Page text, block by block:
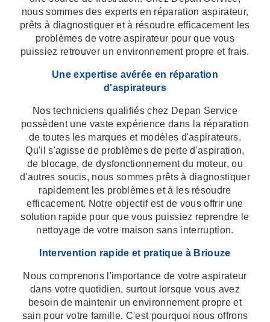
nous sommes des experts en réparation aspirateur,
prêts à diagnostiquer et à résoudre efficacement les
problèmes de votre aspirateur pour que vous
puissiez retrouver un environnement propre et frais.
Une expertise avérée en réparation
d'aspirateurs
Nos techniciens qualifiés chez Depan Service
possèdent une vaste expérience dans la réparation
de toutes les marques et modèles d'aspirateurs.
Qu'il s'agisse de problèmes de perte d'aspiration,
de blocage, de dysfonctionnement du moteur, ou
d'autres soucis, nous sommes prêts à diagnostiquer
rapidement les problèmes et à les résoudre
efficacement. Notre objectif est de vous offrir une
solution rapide pour que vous puissiez reprendre le
nettoyage de votre maison sans interruption.
Intervention rapide et pratique à Briouze
Nous comprenons l'importance de votre aspirateur
dans votre quotidien, surtout lorsque vous avez
besoin de maintenir un environnement propre et
sain pour votre famille. C'est pourquoi nous offrons